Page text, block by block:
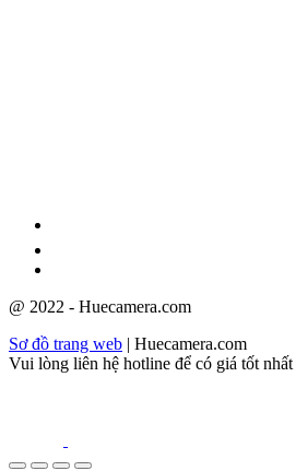
@ 2022 - Huecamera.com
Sơ đồ trang web | Huecamera.com
Vui lòng liên hệ hotline để có giá tốt